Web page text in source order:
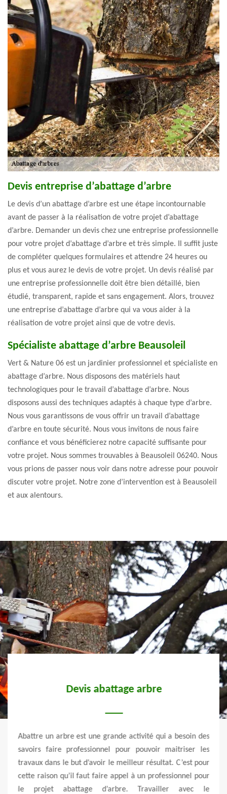
Devis entreprise d’abattage d’arbre
Le devis d’un abattage d’arbre est une étape incontournable
avant de passer à la réalisation de votre projet d’abattage
d’arbre. Demander un devis chez une entreprise professionnelle
pour votre projet d’abattage d’arbre et très simple. Il suffit juste
de compléter quelques formulaires et attendre 24 heures ou
plus et vous aurez le devis de votre projet. Un devis réalisé par
une entreprise professionnelle doit être bien détaillé, bien
étudié, transparent, rapide et sans engagement. Alors, trouvez
une entreprise d’abattage d’arbre qui va vous aider à la
réalisation de votre projet ainsi que de votre devis.
Spécialiste abattage d’arbre Beausoleil
Vert & Nature 06 est un jardinier professionnel et spécialiste en
abattage d’arbre. Nous disposons des matériels haut
technologiques pour le travail d’abattage d’arbre. Nous
disposons aussi des techniques adaptés à chaque type d’arbre.
Nous vous garantissons de vous offrir un travail d’abattage
d’arbre en toute sécurité. Nous vous invitons de nous faire
confiance et vous bénéficierez notre capacité suffisante pour
votre projet. Nous sommes trouvables à Beausoleil 06240. Nous
vous prions de passer nous voir dans notre adresse pour pouvoir
discuter votre projet. Notre zone d’intervention est à Beausoleil
et aux alentours.
Devis abattage arbre
Abattre un arbre est une grande activité qui a besoin des
savoirs faire professionnel pour pouvoir maitriser les
travaux dans le but d’avoir le meilleur résultat. C’est pour
cette raison qu’il faut faire appel à un professionnel pour
le projet abattage d’arbre. Travailler avec le